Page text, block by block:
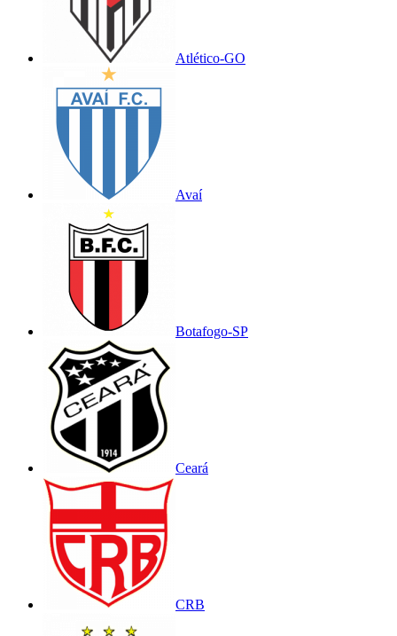
Atlético-GO
Avaí
Botafogo-SP
Ceará
CRB